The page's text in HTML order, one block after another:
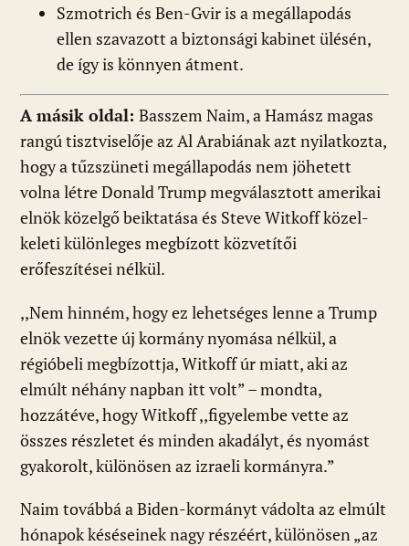
Szmotrich és Ben-Gvir is a megállapodás
ellen szavazott a biztonsági kabinet ülésén,
de így is könnyen átment.
A másik oldal: Basszem Naim, a Hamász magas
rangú tisztviselője az Al Arabiának azt nyilatkozta,
hogy a tűzszüneti megállapodás nem jöhetett
volna létre Donald Trump megválasztott amerikai
elnök közelgő beiktatása és Steve Witkoff közel-
keleti különleges megbízott közvetítői
erőfeszítései nélkül.
,,Nem hinném, hogy ez lehetséges lenne a Trump
elnök vezette új kormány nyomása nélkül, a
régióbeli megbízottja, Witkoff úr miatt, aki az
elmúlt néhány napban itt volt” – mondta,
hozzátéve, hogy Witkoff ,,figyelembe vette az
összes részletet és minden akadályt, és nyomást
gyakorolt, különösen az izraeli kormányra.”
Naim továbbá a Biden-kormányt vádolta az elmúlt
hónapok késéseinek nagy részéért, különösen „az